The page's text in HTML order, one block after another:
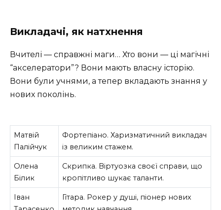
Викладачі, як натхнення
Вчителі — справжні маги… Хто вони — ці магічні
“акселератори”? Вони мають власну історію.
Вони були учнями, а тепер вкладають знання у
нових поколінь.
Матвій
Палійчук
Фортепіано. Харизматичний викладач
із великим стажем.
Олена
Білик
Скрипка. Віртуозка своєї справи, що
кропітливо шукає таланти.
Іван
Гітара. Рокер у душі, піонер нових